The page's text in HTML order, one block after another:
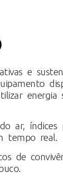
e
ar, índices
tempo real.
de